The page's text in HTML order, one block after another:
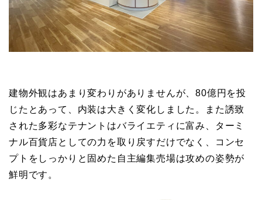
建物外観はあまり変わりがありませんが、80億円を投
じたとあって、内装は大きく変化しました。また誘致
された多彩なテナントはバライエティに富み、ターミ
ナル百貨店としての力を取り戻すだけでなく、コンセ
プトをしっかりと固めた自主編集売場は攻めの姿勢が
鮮明です。